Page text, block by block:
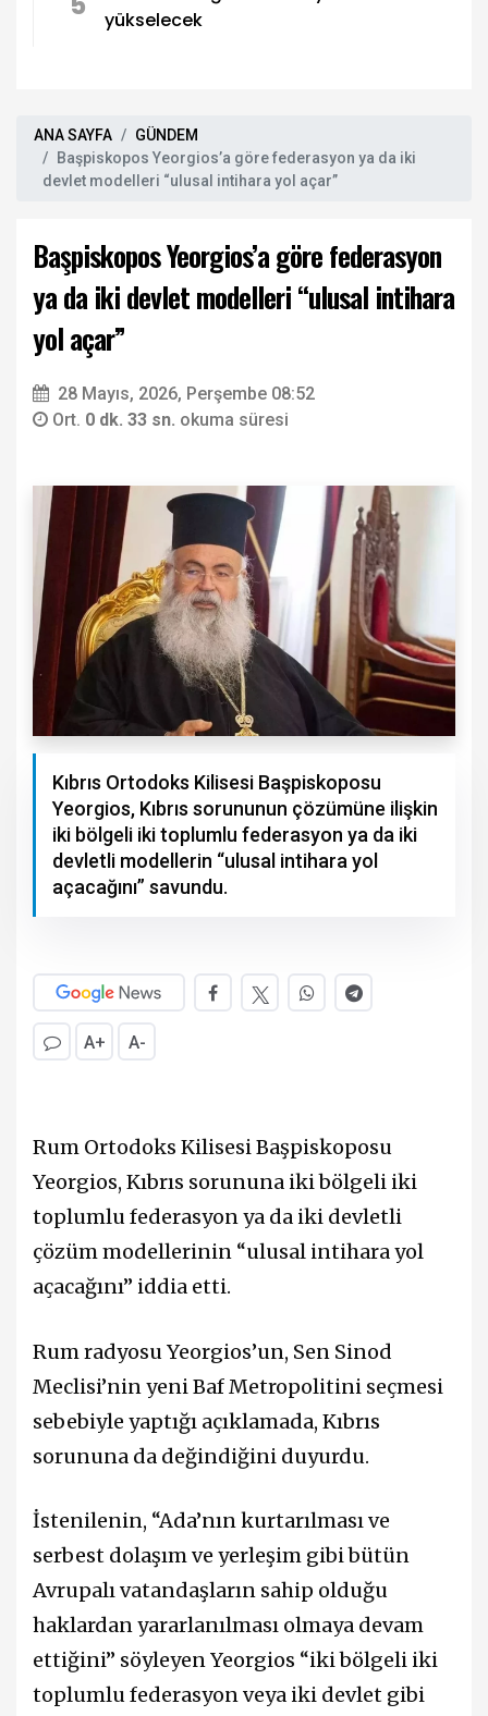
yükselecek
ANA SAYFA
GÜNDEM
Başpiskopos Yeorgios’a göre federasyon ya da iki
devlet modelleri “ulusal intihara yol açar”
Başpiskopos Yeorgios’a göre federasyon
ya da iki devlet modelleri “ulusal intihara
yol açar”
28 Mayıs, 2026, Perşembe 08:52
Ort. 0 dk. 33 sn. okuma süresi
Kıbrıs Ortodoks Kilisesi Başpiskoposu
Yeorgios, Kıbrıs sorununun çözümüne ilişkin
iki bölgeli iki toplumlu federasyon ya da iki
devletli modellerin “ulusal intihara yol
açacağını” savundu.
A+ A-
Rum Ortodoks Kilisesi Başpiskoposu
Yeorgios, Kıbrıs sorununa iki bölgeli iki
toplumlu federasyon ya da iki devletli
çözüm modellerinin “ulusal intihara yol
açacağını” iddia etti.
Rum radyosu Yeorgios’un, Sen Sinod
Meclisi’nin yeni Baf Metropolitini seçmesi
sebebiyle yaptığı açıklamada, Kıbrıs
sorununa da değindiğini duyurdu.
İstenilenin, “Ada’nın kurtarılması ve
serbest dolaşım ve yerleşim gibi bütün
Avrupalı vatandaşların sahip olduğu
haklardan yararlanılması olmaya devam
ettiğini” söyleyen Yeorgios “iki bölgeli iki
toplumlu federasyon veya iki devlet gibi